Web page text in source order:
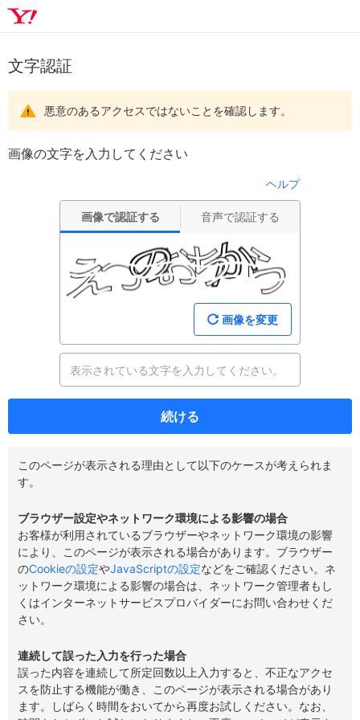
文字認証
悪意のあるアクセスではないことを確認します。
画像の文字を入力してください
ヘルプ
画像で認証する 音声で認証する
画像を変更
続ける
このページが表示される理由として以下のケースが考えられま
す。
ブラウザー設定やネットワーク環境による影響の場合
お客様が利用されているブラウザーやネットワーク環境の影響
により、このページが表示される場合があります。ブラウザー
のCookieの設定やJavaScriptの設定などをご確認ください。ネ
ットワーク環境による影響の場合は、ネットワーク管理者もし
くはインターネットサービスプロバイダーにお問い合わせくだ
さい。
連続して誤った入力を行った場合
誤った内容を連続して所定回数以上入力すると、不正なアクセ
スを防止する機能が働き、このページが表示される場合があり
ます。しばらく時間をおいてから再度お試しください。なお、